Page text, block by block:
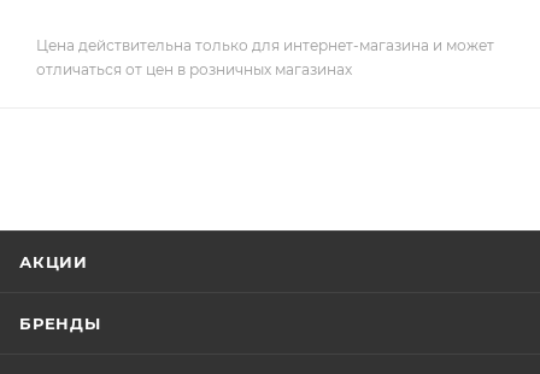
Цена действительна только для интернет-магазина и может
отличаться от цен в розничных магазинах
АКЦИИ
БРЕНДЫ